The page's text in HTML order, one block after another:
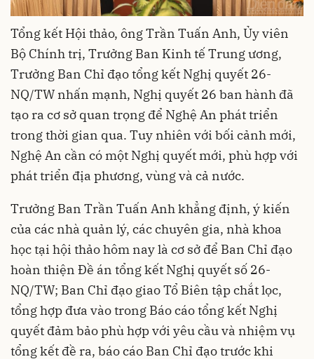
Tổng kết Hội thảo, ông Trần Tuấn Anh, Ủy viên
Bộ Chính trị, Trưởng Ban Kinh tế Trung ương,
Trưởng Ban Chỉ đạo tổng kết Nghị quyết 26-
NQ/TW nhấn mạnh, Nghị quyết 26 ban hành đã
tạo ra cơ sở quan trọng để Nghệ An phát triển
trong thời gian qua. Tuy nhiên với bối cảnh mới,
Nghệ An cần có một Nghị quyết mới, phù hợp với
phát triển địa phương, vùng và cả nước.
Trưởng Ban Trần Tuấn Anh khẳng định, ý kiến
của các nhà quản lý, các chuyên gia, nhà khoa
học tại hội thảo hôm nay là cơ sở để Ban Chỉ đạo
hoàn thiện Đề án tổng kết Nghị quyết số 26-
NQ/TW; Ban Chỉ đạo giao Tổ Biên tập chắt lọc,
tổng hợp đưa vào trong Báo cáo tổng kết Nghị
quyết đảm bảo phù hợp với yêu cầu và nhiệm vụ
tổng kết đề ra, báo cáo Ban Chỉ đạo trước khi